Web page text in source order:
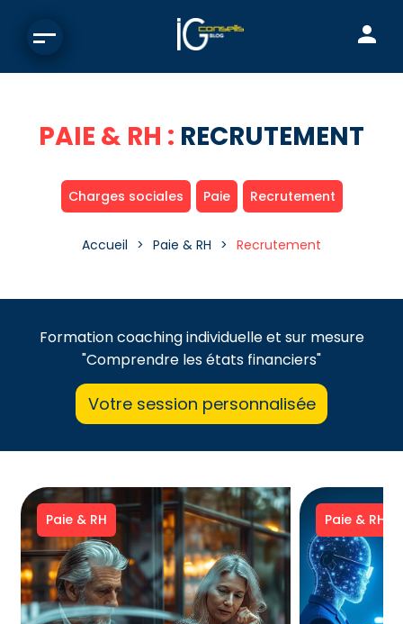
PAIE & RH : RECRUTEMENT
Charges sociales Paie Recrutement
Accueil Paie & RH Recrutement
Formation coaching individuelle et sur mesure
"Comprendre les états financiers"
Votre session personnalisée
Paie & RH Paie & RH